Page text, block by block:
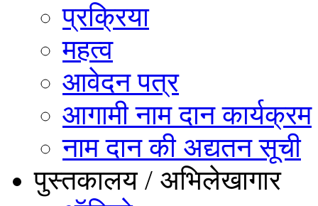
प्रक्रिया
महत्व
आवेदन पत्र
आगामी नाम दान कार्यक्रम
नाम दान की अद्यतन सूची
पुस्तकालय / अभिलेखागार